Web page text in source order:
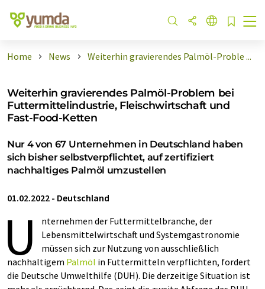
Home News Weiterhin gravierendes Palmöl-Proble ...
Weiterhin gravierendes Palmöl-Problem bei
Futtermittelindustrie, Fleischwirtschaft und
Fast-Food-Ketten
Nur 4 von 67 Unternehmen in Deutschland haben
sich bisher selbstverpflichtet, auf zertifiziert
nachhaltiges Palmöl umzustellen
01.02.2022 - Deutschland
U
nternehmen der Futtermittelbranche, der
Lebensmittelwirtschaft und Systemgastronomie
müssen sich zur Nutzung von ausschließlich
nachhaltigem Palmöl in Futtermitteln verpflichten, fordert
die Deutsche Umwelthilfe (DUH). Die derzeitige Situation ist